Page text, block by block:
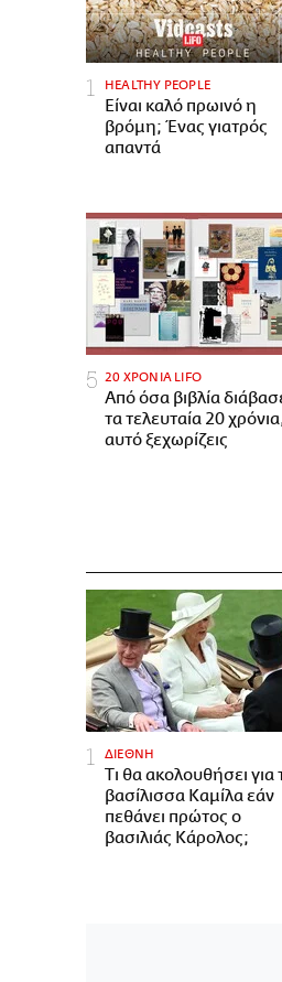
HEALTHY PEOPLE
Είναι καλό πρωινό η
βρόμη; Ένας γιατρός
απαντά
20 ΧΡΟΝΙΑ LIFO
Από όσα βιβλία
τα τελευταία 20
αυτό ξεχωρίζεις
ΔΙΕΘΝΗ
Τι θα ακολουθήσει για
βασίλισσα Καμίλα εάν
πεθάνει πρώτος ο
βασιλιάς Κάρολος;